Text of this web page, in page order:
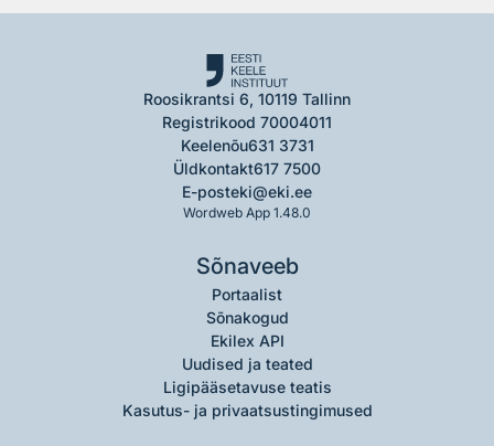
Roosikrantsi 6, 10119 Tallinn
Registrikood 70004011
Keelenõu631 3731
Üldkontakt617 7500
E-posteki@eki.ee
Wordweb App 1.48.0
Sõnaveeb
Portaalist
Sõnakogud
Ekilex API
Uudised ja teated
Ligipääsetavuse teatis
Kasutus- ja privaatsustingimused